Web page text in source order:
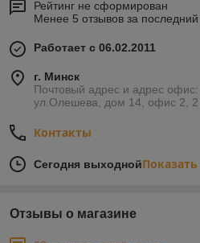
Рейтинг не сформирован
Менее 5 отзывов за последний
Работает с 06.02.2011
г. Минск
Почтовый адрес и адрес
ул.Олешева, дом 14, офис 2, 2
Контакты
Сегодня выходной
Отзывы о магазине